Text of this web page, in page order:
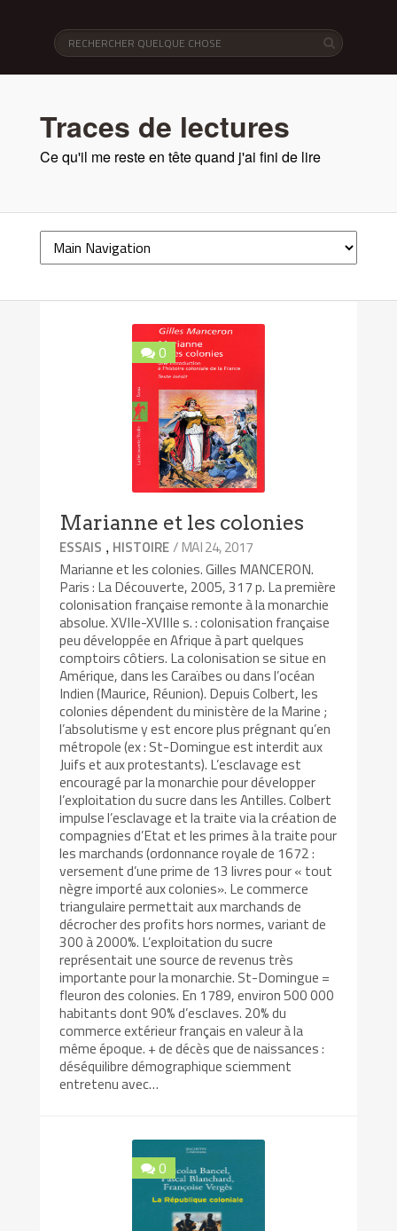
Traces de lectures
Ce qu'il me reste en tête quand j'ai fini de lire
0
Marianne et les colonies
ESSAIS , HISTOIRE/ MAI 24, 2017
Marianne et les colonies. Gilles MANCERON.
Paris : La Découverte, 2005, 317 p. La première
colonisation française remonte à la monarchie
absolue. XVIIe-XVIIIe s. : colonisation française
peu développée en Afrique à part quelques
comptoirs côtiers. La colonisation se situe en
Amérique, dans les Caraïbes ou dans l’océan
Indien (Maurice, Réunion). Depuis Colbert, les
colonies dépendent du ministère de la Marine ;
l’absolutisme y est encore plus prégnant qu’en
métropole (ex : St-Domingue est interdit aux
Juifs et aux protestants). L’esclavage est
encouragé par la monarchie pour développer
l’exploitation du sucre dans les Antilles. Colbert
impulse l’esclavage et la traite via la création de
compagnies d’Etat et les primes à la traite pour
les marchands (ordonnance royale de 1672 :
versement d’une prime de 13 livres pour « tout
nègre importé aux colonies». Le commerce
triangulaire permettait aux marchands de
décrocher des profits hors normes, variant de
300 à 2000%. L’exploitation du sucre
représentait une source de revenus très
importante pour la monarchie. St-Domingue =
fleuron des colonies. En 1789, environ 500 000
habitants dont 90% d’esclaves. 20% du
commerce extérieur français en valeur à la
même époque. + de décès que de naissances :
déséquilibre démographique sciemment
entretenu avec…
0